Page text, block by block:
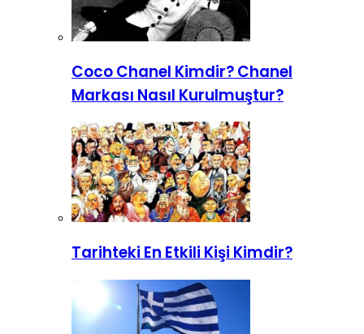
Coco Chanel Kimdir? Chanel
Markası Nasıl Kurulmuştur?
Tarihteki En Etkili Kişi Kimdir?